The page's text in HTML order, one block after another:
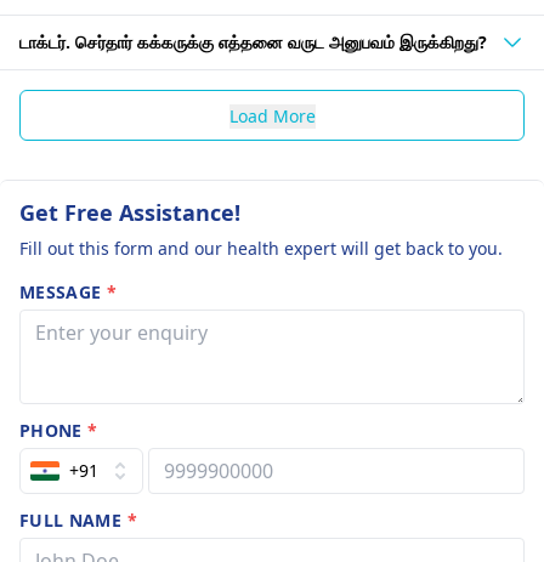
டாக்டர். செர்தார் கக்கருக்கு எத்தனை வருட அனுபவம் இருக்கிறது?
Load More
Get Free Assistance!
Fill out this form and our health expert will get back to you.
MESSAGE *
PHONE*
+91
FULL NAME *